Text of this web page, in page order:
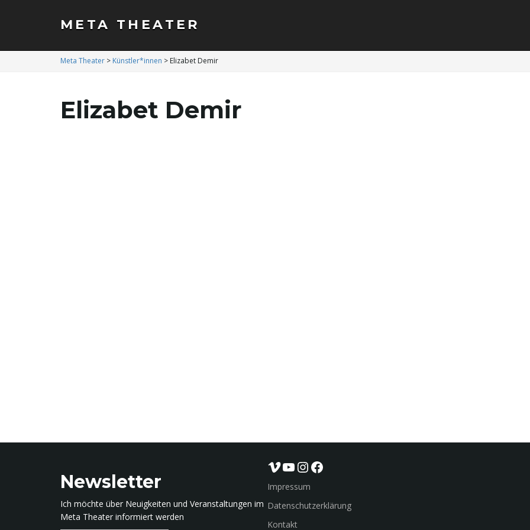
META THEATER
Meta Theater > Künstler*innen > Elizabet Demir
Elizabet Demir
Newsletter
Ich möchte über Neuigkeiten und Veranstaltungen im
Meta Theater informiert werden
Vimeo YouTube InstagramFacebook
Impressum
Datenschutzerklärung
Kontakt